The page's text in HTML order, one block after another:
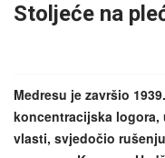
e
i
g
a
Stoljeće na
Medresu je završio
koncentracijska
vlasti, svjedočio